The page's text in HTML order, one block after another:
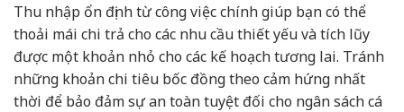
Thu nhập ổn định từ công việc chính giúp bạn có thể
thoải mái chi trả cho các nhu cầu thiết yếu và tích lũy
được một khoản nhỏ cho các kế hoạch tương lai. Tránh
những khoản chi tiêu bốc đồng theo cảm hứng nhất
thời để bảo đảm sự an toàn tuyệt đối cho ngân sách cá